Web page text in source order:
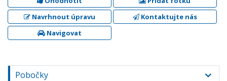
Navrhnout úpravu
Kontaktujte nás
Navigovat
Pobočky